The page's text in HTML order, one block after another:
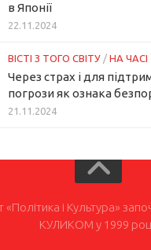
в Японії
22.11.2024
ВІСТІ З ТОГО СВІТУ / НА ЧАСІ
Через страх і для
погрози як ознака
21.11.2024
«Політика і Культура»
КУЛИКОМ у 1999